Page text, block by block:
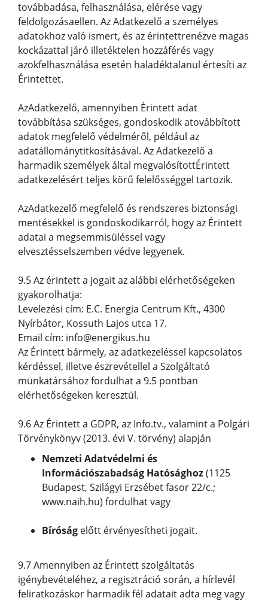
továbbadása, felhasználása, elérése vagy
feldolgozásaellen. Az Adatkezelő a személyes
adatokhoz való ismert, és az érintettrenézve magas
kockázattal járó illetéktelen hozzáférés vagy
azokfelhasználása esetén haladéktalanul értesíti az
Érintettet.
AzAdatkezelő, amennyiben Érintett adat
továbbítása szükséges, gondoskodik atovábbított
adatok megfelelő védelméről, például az
adatállománytitkosításával. Az Adatkezelő a
harmadik személyek által megvalósítottÉrintett
adatkezelésért teljes körű felelősséggel tartozik.
AzAdatkezelő megfelelő és rendszeres biztonsági
mentésekkel is gondoskodikarról, hogy az Érintett
adatai a megsemmisüléssel vagy
elvesztésselszemben védve legyenek.
9.5 Az érintett a jogait az alábbi elérhetőségeken
gyakorolhatja:
Levelezési cím: E.C. Energia Centrum Kft., 4300
Nyírbátor, Kossuth Lajos utca 17.
Email cím: info@energikus.hu
Az Érintett bármely, az adatkezeléssel kapcsolatos
kérdéssel, illetve észrevétellel a Szolgáltató
munkatársához fordulhat a 9.5 pontban
elérhetőségeken keresztül.
9.6 Az Érintett a GDPR, az Info.tv., valamint a Polgári
Törvénykönyv (2013. évi V. törvény) alapján
Nemzeti Adatvédelmi és
Információszabadság Hatósághoz(1125
Budapest, Szilágyi Erzsébet fasor 22/c.;
www.naih.hu) fordulhat vagy
Bíróság előtt érvényesítheti jogait.
9.7 Amennyiben az Érintett szolgáltatás
igénybevételéhez, a regisztráció során, a hírlevél
feliratkozáskor harmadik fél adatait adta meg vagy